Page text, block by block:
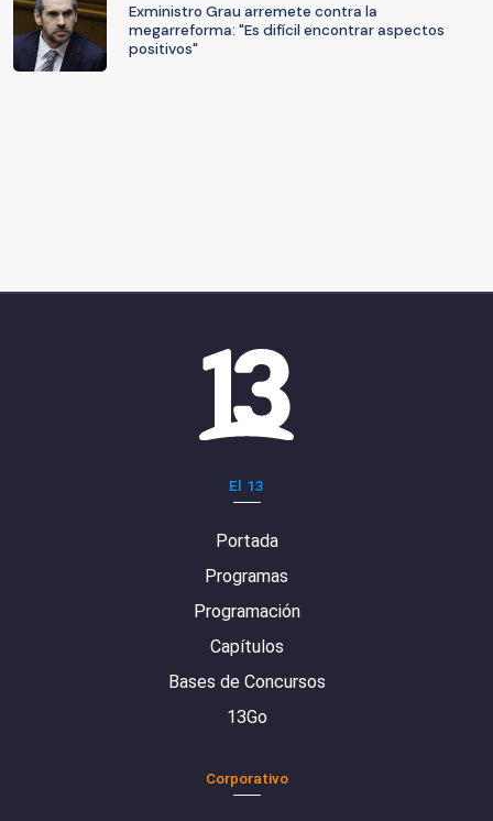
Exministro Grau arremete contra la
megarreforma: "Es difícil encontrar aspectos
positivos"
El 13
Portada
Programas
Programación
Capítulos
Bases de Concursos
13Go
Corporativo